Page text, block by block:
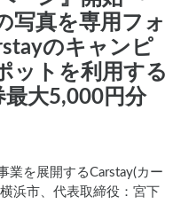
写真を専用フォ
のキャンピ
ットを利用する
最大5,000円分
を展開するCarstay(カー
浜市、代表取締役：宮下